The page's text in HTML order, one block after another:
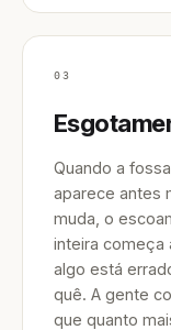
03
Quando a
aparece antes
muda, o
inteira começa
algo está
quê. A gente
que quanto